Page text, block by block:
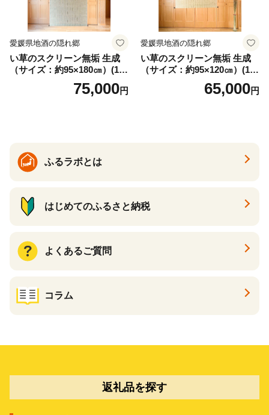
愛媛県地酒の隠れ郷
い草のスクリーン無垢 生成
（サイズ：約95×180㎝）(14
75,000円
愛媛県地酒の隠れ郷
い草のスクリーン無垢 生成
（サイズ：約95×120㎝）(14
65,000円
ふるラボとは
はじめてのふるさと納税
よくあるご質問
コラム
返礼品を探す